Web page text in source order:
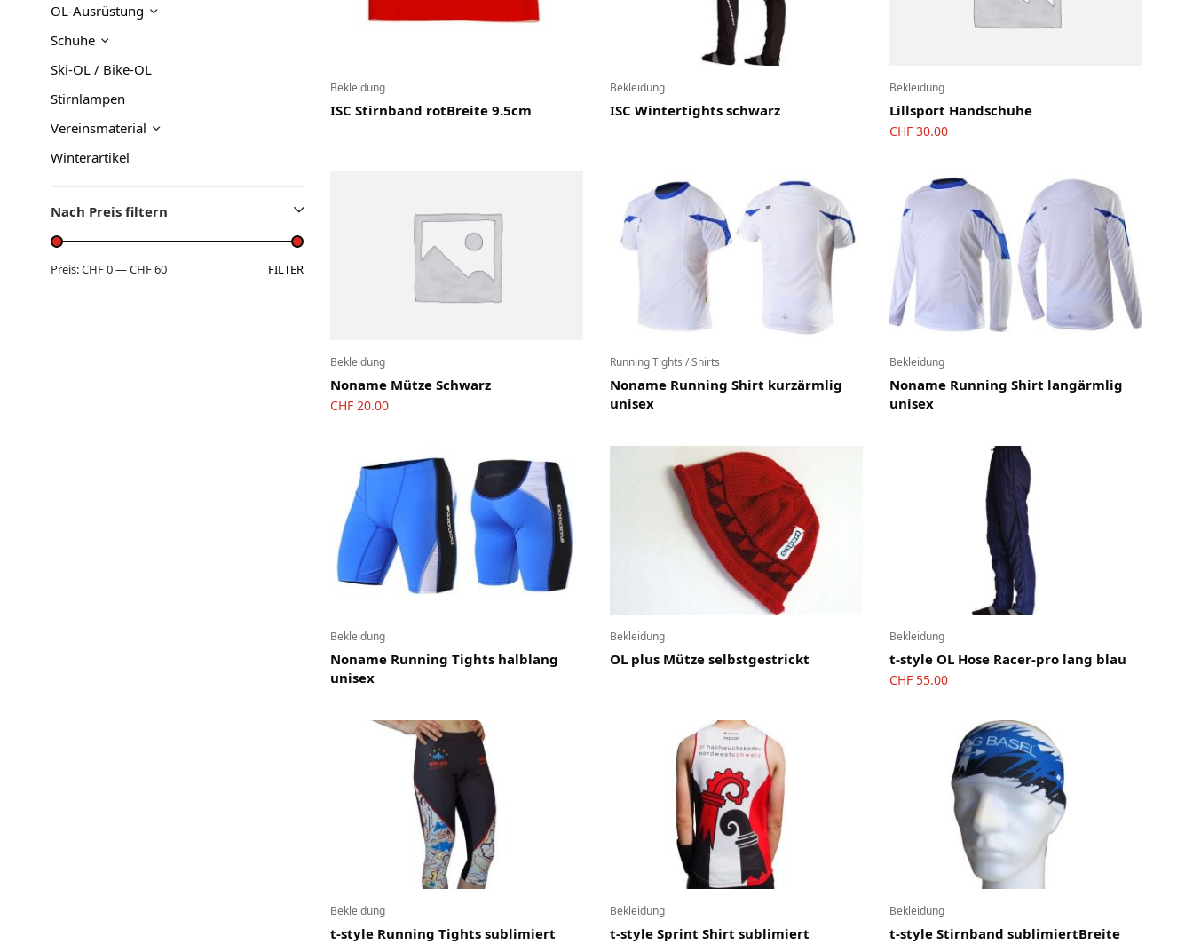
OL-Ausrüstung
Schuhe
Ski-OL / Bike-OL
Stirnlampen
Vereinsmaterial
Winterartikel
Nach Preis filtern
FILTER
Preis:CHF 0—CHF 60
Bekleidung
ISC Stirnband rotBreite 9.5cm
Bekleidung
ISC Wintertights schwarz
Bekleidung
Lillsport Handschuhe
CHF30.00
Bekleidung
Noname Mütze Schwarz
CHF 20.00
Running Tights / Shirts
Noname Running Shirt kurzärmlig
unisex
Bekleidung
Noname Running Shirt langärmlig
unisex
Bekleidung
Noname Running Tights halblang
unisex
Bekleidung
OL plus Mütze selbstgestrickt
Bekleidung
t-style OL Hose Racer-pro lang blau
CHF55.00
Bekleidung
t-style Running Tights sublimiert
Bekleidung
t-style Sprint Shirt sublimiert
Bekleidung
t-style Stirnband sublimiertBreite
Gutscheine / Geschenkideen
Kartenaufnahme
Kompasse
Medizinische Artikel
OL-Ausrüstung
Ski-OL / Bike-OL
Stirnlampen
Uhren / Pulsmesser / GPS